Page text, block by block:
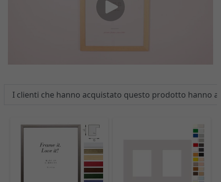
I clienti che hanno acquistato questo prodotto hanno